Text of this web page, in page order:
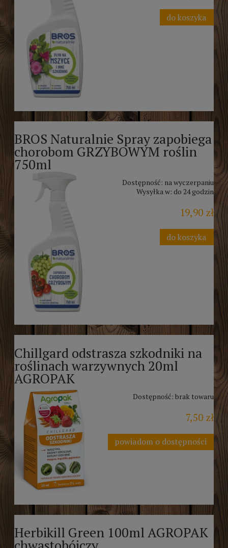
do koszyka
BROS Naturalnie Spray zapobiega
chorobom GRZYBOWYM roślin
750ml
Dostępność: na wyczerpaniu
Wysyłka w: do 24 godzin
19,90 zł
do koszyka
Chillgard odstrasza szkodniki na
roślinach warzywnych 20ml
AGROPAK
Dostępność: brak towaru
7,50 zł
powiadom o dostępności
Herbikill Green 100ml AGROPAK